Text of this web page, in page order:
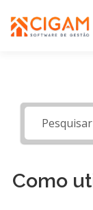
para
PORTAL WEB
Como